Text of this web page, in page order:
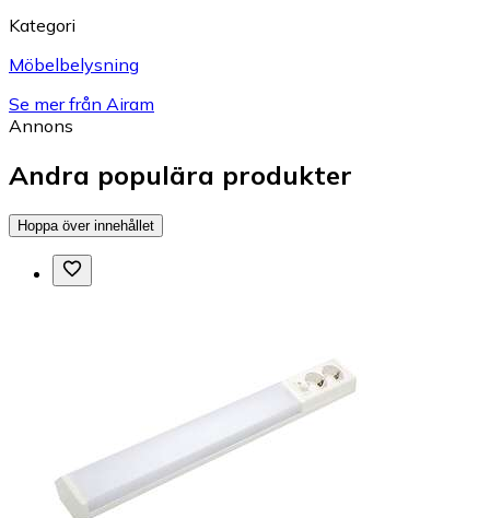
Kategori
Möbelbelysning
Se mer från Airam
Annons
Andra populära produkter
Hoppa över innehållet